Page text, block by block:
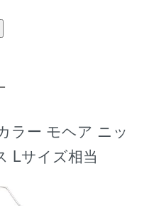
ラー モヘア ニッ
Lサイズ相当